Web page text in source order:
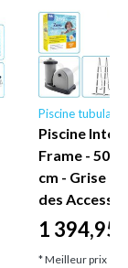
Piscine
Piscine
Frame - 503
cm - Grise -
des
1 394,95
* Meilleur prix